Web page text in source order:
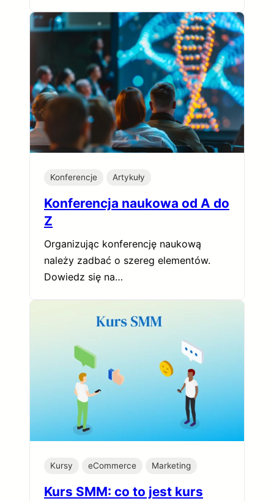
Konferencje Artykuły
Konferencja naukowa od A do
Z
Organizując konferencję naukową
należy zadbać o szereg elementów.
Dowiedz się na…
Kursy eCommerce Marketing
Kurs SMM: co to jest kurs